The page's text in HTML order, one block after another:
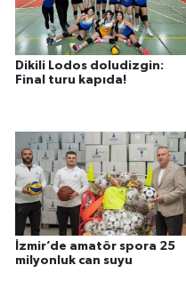
Dikili Lodos doludizgin:
Final turu kapıda!
İzmir’de amatör spora 25
milyonluk can suyu